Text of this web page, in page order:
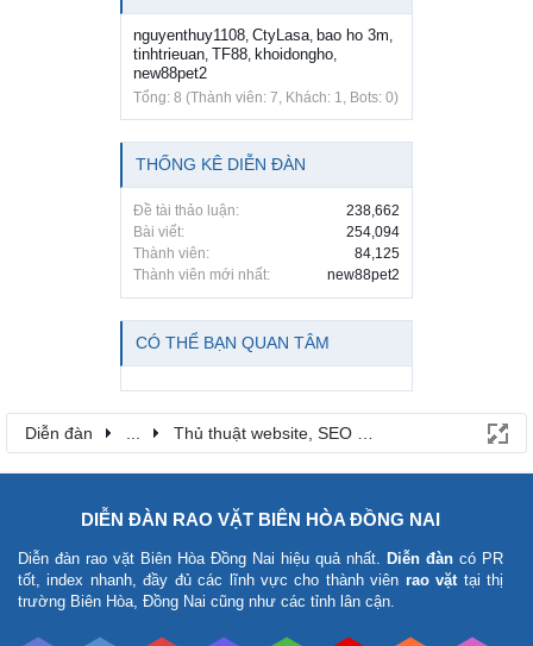
nguyenthuy1108 CtyLasa bao ho 3m
tinhtrieuan TF88 khoidongho
new88pet2
Tổng: 8 (Thành viên: 7, Khách: 1, Bots: 0)
THỐNG KÊ DIỄN ĐÀN
Đề tài thảo luận:
238,662
Bài viết:
254,094
Thành viên:
84,125
Thành viên mới nhất:
new88pet2
CÓ THỂ BẠN QUAN TÂM
Diễn đàn Thủ thuật website, SEO & công nghệ
DIỄN ĐÀN RAO VẶT BIÊN HÒA ĐỒNG NAI
Diễn đàn rao vặt Biên Hòa Đồng Nai hiệu quả nhất. Diễn đàn có PR
tốt, index nhanh, đầy đủ các lĩnh vực cho thành viên rao vặt tại thị
trường Biên Hòa, Đồng Nai cũng như các tỉnh lân cận.